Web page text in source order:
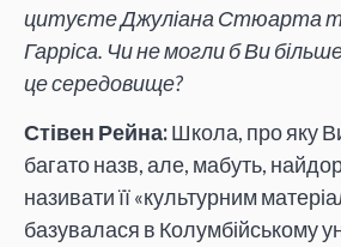
цитуєте Джуліана Стюарта
Гарріса. Чи не могли б Ви
це середовище?
Стівен Рейна:Школа, про яку
багато назв, але, мабуть,
називати її «культурним
базувалася в Колумбійському